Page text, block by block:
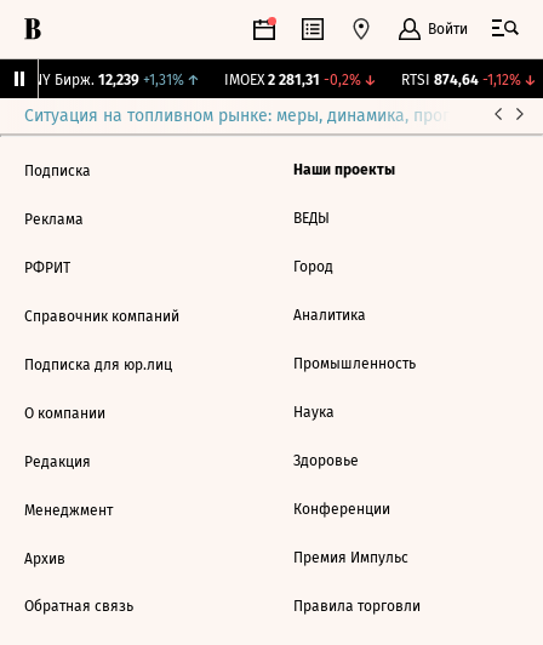
Войти
CNY Бирж. 12,239 +1,31%↑ IMOEX 2 281,31 -0,2%↓ RTSI 874,64 -1,12%↓
Ситуация на топливном рынке: меры, динамика, прогнозы
Подписка
Реклама
РФРИТ
Справочник компаний
Подписка для юр.лиц
О компании
Редакция
Менеджмент
Архив
Обратная связь
Наши проекты
ВЕДЫ
Город
Аналитика
Промышленность
Наука
Здоровье
Конференции
Премия Импульс
Правила торговли